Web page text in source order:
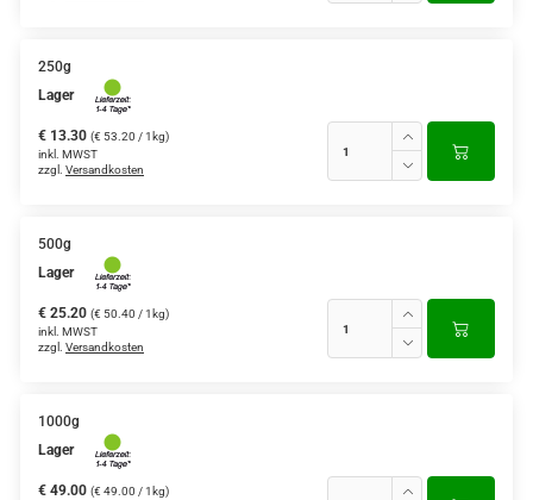
Yogi - und Beuteltee
Aromatisierter Grüntee
Aromatisierter Schwarztee
250g
Lager
€ 13.30 (€ 53.20 / 1kg)
inkl. MWST
zzgl. Versandkosten
500g
Lager
€ 25.20 (€ 50.40 / 1kg)
inkl. MWST
zzgl. Versandkosten
1000g
Lager
€ 49.00 (€ 49.00 / 1kg)